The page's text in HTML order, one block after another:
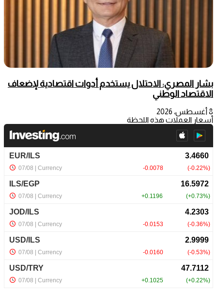
بشار المصري: الاحتلال يستخدم أدوات اقتصادية لإضعاف
الاقتصاد الوطني
8 أغسطس، 2026
أسعار العملات هذه اللحظة